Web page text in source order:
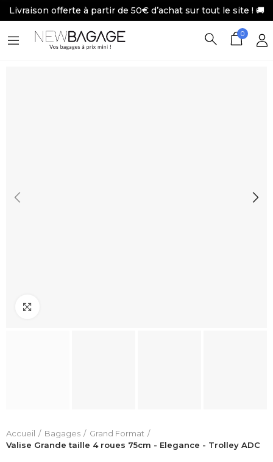
Livraison offerte à partir de 50€ d’achat sur tout le site ! 🚚
0
Accueil Bagages
Grand Format
Valise Grande taille 4 roues 75cm - Elegance - Trolley ADC